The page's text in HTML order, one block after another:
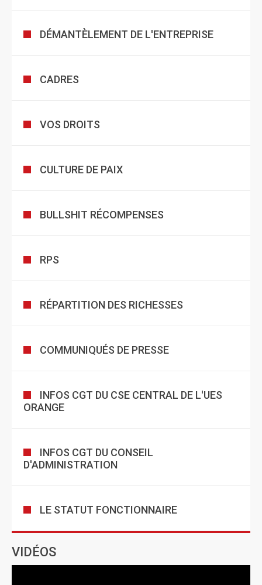
DÉMANTÈLEMENT DE L'ENTREPRISE
CADRES
VOS DROITS
CULTURE DE PAIX
BULLSHIT RÉCOMPENSES
RPS
RÉPARTITION DES RICHESSES
COMMUNIQUÉS DE PRESSE
INFOS CGT DU CSE CENTRAL DE L'UES
ORANGE
INFOS CGT DU CONSEIL
D'ADMINISTRATION
LE STATUT FONCTIONNAIRE
VIDÉOS